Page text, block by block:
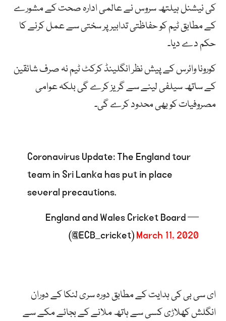
کی نیشنل ہیلتھ سروس نے عالمی ادارہ صحت کے مشورے
کے مطابق ٹیم کو حفاظتی تدابیر پر سختی سے عمل کرنے کا
حکم دے دیا۔
کورونا وائرس کے پیش نظر انگلینڈ کرکٹ ٹیم نہ صرف شائقین
کے ساتھ سیلفی لینے سے گریز کرے گی بلکہ عوامی
مصروفیات کو بھی محدود کرے گی۔
Coronavirus Update: The England tour
team in Sri Lanka has put in place
several precautions.
— England and Wales Cricket Board
(@ECB_cricket)March 11, 2020
ای سی بی کی ہدایت کے مطابق دورہ سری لنکا کے دوران
انگلش کھلاڑی کسی سے ہاتھ ملانے کے بجائے مکے سے